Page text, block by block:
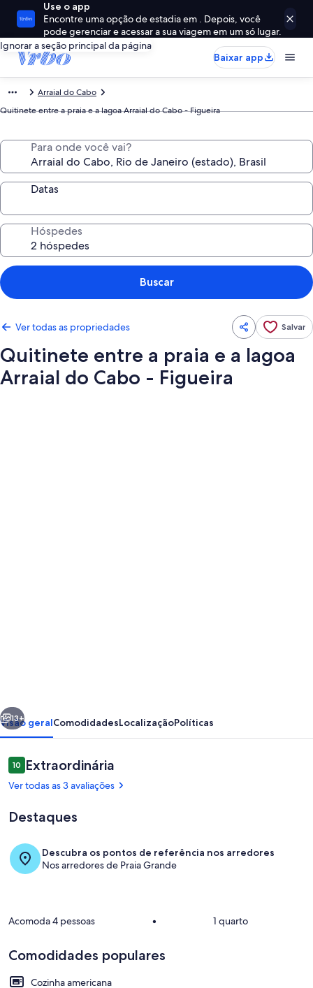
Use o app
Encontre uma opção de estadia em . Depois, você
pode gerenciar e acessar a sua viagem em um só lugar.
Ignorar a seção principal da página
Baixar app
Arraial do Cabo
Quitinete entre a praia e a lagoa Arraial do Cabo - Figueira
Para onde você vai?
Datas
Hóspedes
Buscar
Ver todas as propriedades Salvar
Quitinete entre a praia e a lagoa
Arraial do Cabo - Figueira
e
a
lagoa
Arraial
Cabo
Figueira
Quarto
Próximo
13+
Visão geralComodidadesLocalizaçãoPolíticas
Avaliações
1010 de 10
Extraordinária
Ver todas as 3 avaliações
Destaques
Descubra os pontos de referência nos arredores
Nos arredores de Praia Grande
Acomoda 4 pessoas • 1 quarto
Comodidades populares
Cozinha americana